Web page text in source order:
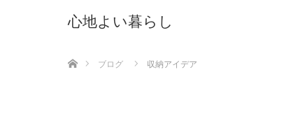
心地よい暮らし
ブログ
収納アイデア